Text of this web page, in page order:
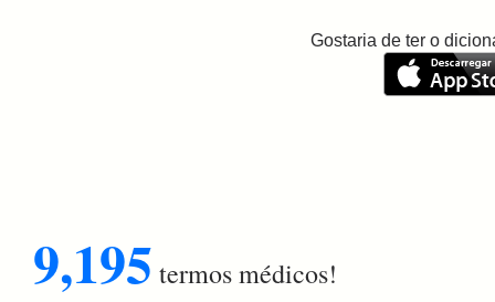
Gostaria de ter o
9,195 termos médicos!